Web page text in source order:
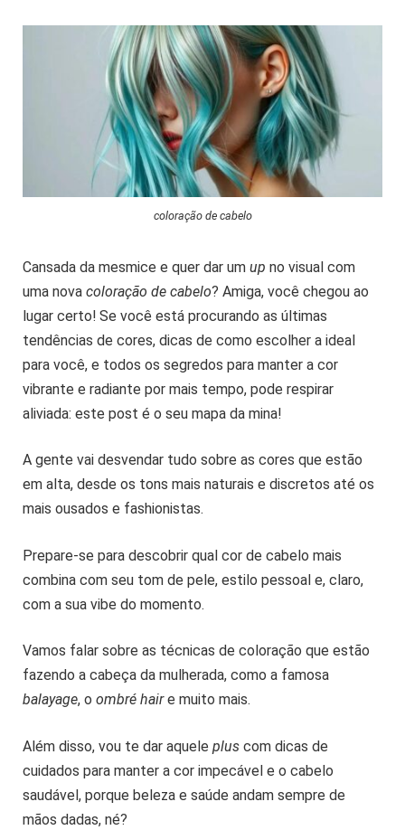
coloração de cabelo
Cansada da mesmice e quer dar um up no visual com
uma nova coloração de cabelo? Amiga, você chegou ao
lugar certo! Se você está procurando as últimas
tendências de cores, dicas de como escolher a ideal
para você, e todos os segredos para manter a cor
vibrante e radiante por mais tempo, pode respirar
aliviada: este post é o seu mapa da mina!
A gente vai desvendar tudo sobre as cores que estão
em alta, desde os tons mais naturais e discretos até os
mais ousados e fashionistas.
Prepare-se para descobrir qual cor de cabelo mais
combina com seu tom de pele, estilo pessoal e, claro,
com a sua vibe do momento.
Vamos falar sobre as técnicas de coloração que estão
fazendo a cabeça da mulherada, como a famosa
balayage, o ombré haire muito mais.
Além disso, vou te dar aquele plus com dicas de
cuidados para manter a cor impecável e o cabelo
saudável, porque beleza e saúde andam sempre de
mãos dadas, né?